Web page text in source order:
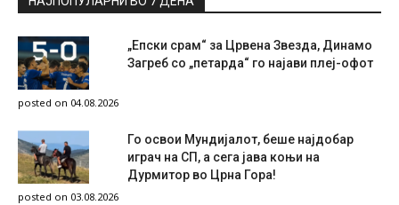
„Епски срам“ за Црвена Звезда, Динамо
Загреб со „петарда“ го најави плеј-офот
posted on 04.08.2026
Го освои Мундијалот, беше најдобар
играч на СП, а сега јава коњи на
Дурмитор во Црна Гора!
posted on 03.08.2026